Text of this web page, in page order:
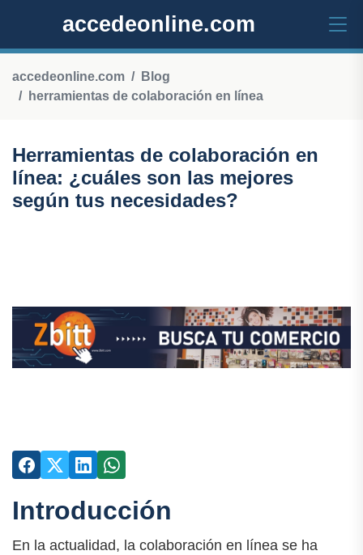
accedeonline.com
accedeonline.com
Blog
herramientas de colaboración en línea
Herramientas de colaboración en
línea: ¿cuáles son las mejores
según tus necesidades?
Introducción
En la actualidad, la colaboración en línea se ha